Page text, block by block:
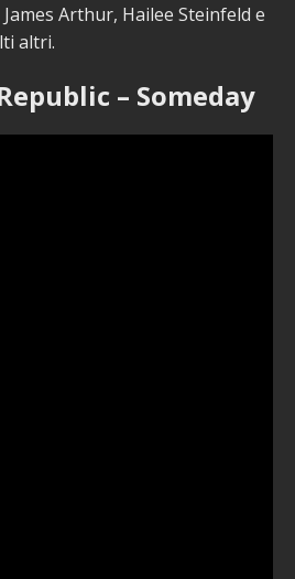
Arthur, Hailee Steinfeld e
altri.
– Someday